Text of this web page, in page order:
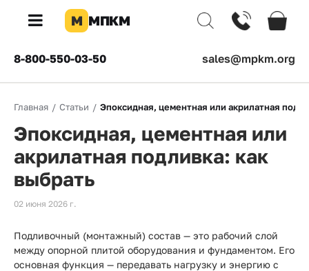
×
КОМПАНИЯ
О
Доставка
Оплата
Каталог
товаров
М МПКМ
8-800-550-03-50 sales@mpkm.org
Главная / Статьи / Эпоксидная, цементная или акрилатная
Эпоксидная, цементная или
акрилатная подливка: как
выбрать
02 июня 2026 г.
Подливочный (монтажный) состав — это рабочий слой
между опорной плитой оборудования и фундаментом. Его
основная функция — передавать нагрузку и энергию с